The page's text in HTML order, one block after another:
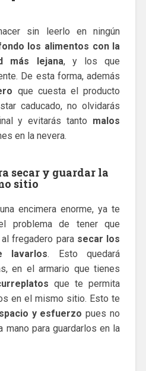
sin leerlo en ningún
los alimentos con la
más lejana, y los que
De esta forma, además
que cuesta el producto
caducado, no olvidarás
y evitarás tanto malos
en la nevera.
secar y guardar la
sitio
encimera enorme, ya te
problema de tener que
fregadero para secar los
lavarlos. Esto quedará
en el armario que tienes
que te permita
en el mismo sitio. Esto te
y esfuerzo pues no
mano para guardarlos en la